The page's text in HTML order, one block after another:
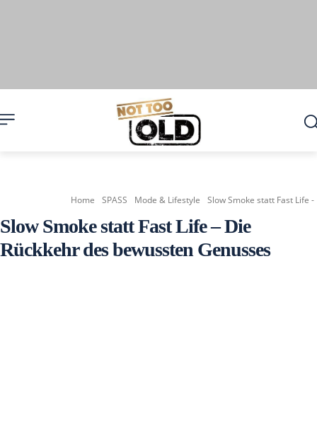
Home SPASS Mode & Lifestyle Slow Smoke statt Fast Life
Slow Smoke statt Fast Life – Die
Rückkehr des bewussten Genusses